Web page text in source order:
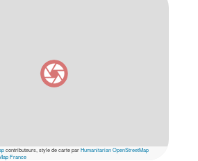
contributeurs, style de carte parHumanitarian OpenStreetMap
France